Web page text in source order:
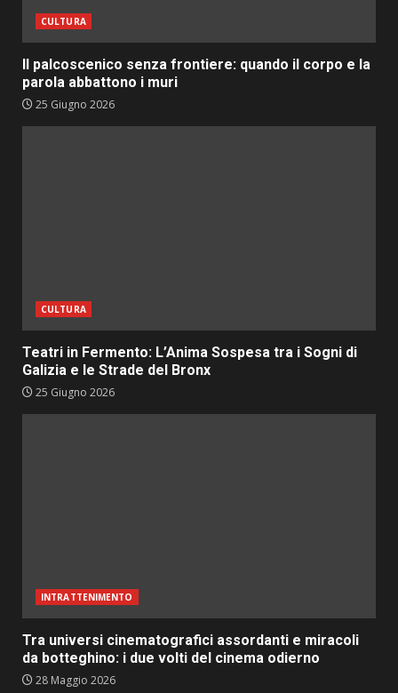
CULTURA
Il palcoscenico senza frontiere: quando il corpo e la
parola abbattono i muri
25 Giugno 2026
CULTURA
Teatri in Fermento: L’Anima Sospesa tra i Sogni di
Galizia e le Strade del Bronx
25 Giugno 2026
INTRATTENIMENTO
Tra universi cinematografici assordanti e miracoli
da botteghino: i due volti del cinema odierno
28 Maggio 2026